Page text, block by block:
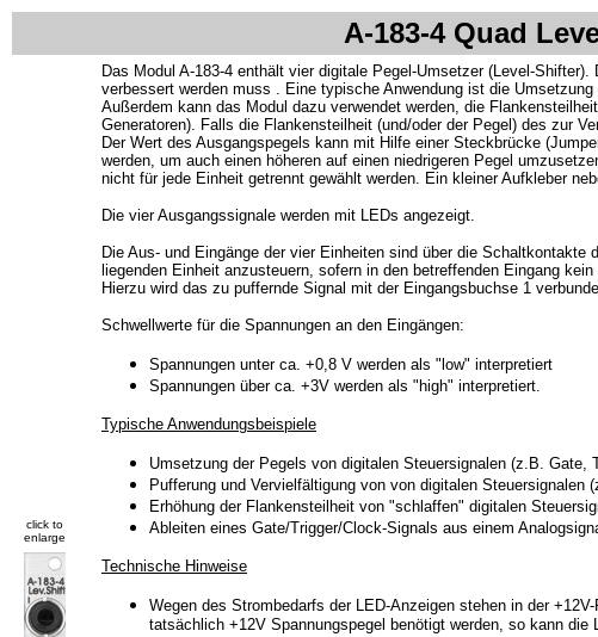
A-183-4 Quad
click to
enlarge
Das Modul A-183-4 enthält vier digitale Pegel-Umsetzer (Level-
verbessert werden muss . Eine typische Anwendung ist die
Außerdem kann das Modul dazu verwendet werden, die
Generatoren). Falls die Flankensteilheit (und/oder der Pegel) des zur
Der Wert des Ausgangspegels kann mit Hilfe einer Steckbrücke
werden, um auch einen höheren auf einen niedrigeren Pegel
nicht für jede Einheit getrennt gewählt werden. Ein kleiner Aufkleber
Die vier Ausgangssignale werden mit LEDs angezeigt.
Die Aus- und Eingänge der vier Einheiten sind über die
liegenden Einheit anzusteuern, sofern in den betreffenden Eingang
Hierzu wird das zu puffernde Signal mit der Eingangsbuchse 1
Schwellwerte für die Spannungen an den Eingängen:
Spannungen unter ca. +0,8 V werden als "low" interpretiert
Spannungen über ca. +3V werden als "high" interpretiert.
Typische Anwendungsbeispiele
Umsetzung der Pegels von digitalen Steuersignalen (z.B. Gate,
Pufferung und Vervielfältigung von von digitalen Steuersignalen
Erhöhung der Flankensteilheit von "schlaffen" digitalen
Ableiten eines Gate/Trigger/Clock-Signals aus einem
Technische Hinweise
Wegen des Strombedarfs der LED-Anzeigen stehen in der
tatsächlich +12V Spannungspegel benötigt werden, so kann